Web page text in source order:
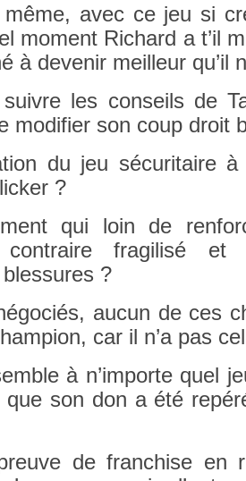
avec ce jeu si
mo­ment Ric­hard a t’il
à de­venir meil­leur qu’il
les con­seils de
modifi­er son coup droit
du jeu sécuritaire
?
qui loin de
contra­ire fragilisé
?
aucun de ces
car il n’a pas
à n’im­porte quel
que son don a été
de franch­ise en